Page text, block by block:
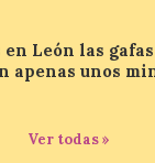
con alma
de
la Comarca de
en uno de los
único. Un
en León las
apenas unos
Ver todas »